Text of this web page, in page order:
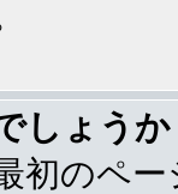
しょうか
初のペ